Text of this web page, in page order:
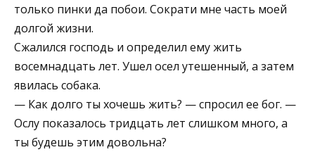
только пинки да побои. Сократи мне часть моей
долгой жизни.
Сжалился господь и определил ему жить
восемнадцать лет. Ушел осел утешенный, а затем
явилась собака.
— Как долго ты хочешь жить? — спросил ее бог. —
Ослу показалось тридцать лет слишком много, а
ты будешь этим довольна?